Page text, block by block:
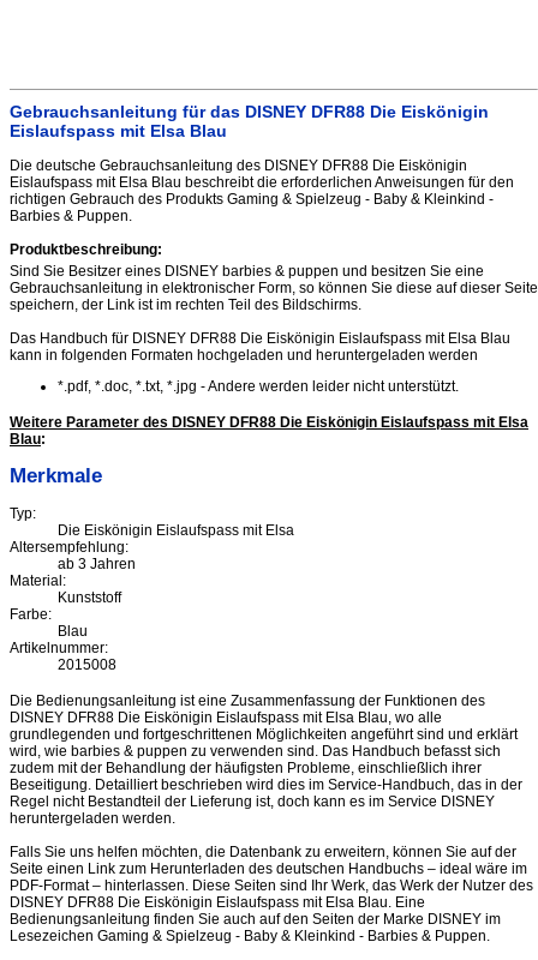
Gebrauchsanleitung für das DISNEY DFR88 Die Eiskönigin
Eislaufspass mit Elsa Blau
Die deutsche Gebrauchsanleitung des DISNEY DFR88 Die Eiskönigin
Eislaufspass mit Elsa Blau beschreibt die erforderlichen Anweisungen für den
richtigen Gebrauch des Produkts Gaming & Spielzeug - Baby & Kleinkind -
Barbies & Puppen.
Produktbeschreibung:
Sind Sie Besitzer eines DISNEY barbies & puppen und besitzen Sie eine
Gebrauchsanleitung in elektronischer Form, so können Sie diese auf dieser Seite
speichern, der Link ist im rechten Teil des Bildschirms.
Das Handbuch für DISNEY DFR88 Die Eiskönigin Eislaufspass mit Elsa Blau
kann in folgenden Formaten hochgeladen und heruntergeladen werden
*.pdf, *.doc, *.txt, *.jpg - Andere werden leider nicht unterstützt.
Weitere Parameter des DISNEY DFR88 Die Eiskönigin Eislaufspass mit Elsa
Blau:
Merkmale
Typ:
Die Eiskönigin Eislaufspass mit Elsa
Altersempfehlung:
ab 3 Jahren
Material:
Kunststoff
Farbe:
Blau
Artikelnummer:
2015008
Die Bedienungsanleitung ist eine Zusammenfassung der Funktionen des
DISNEY DFR88 Die Eiskönigin Eislaufspass mit Elsa Blau, wo alle
grundlegenden und fortgeschrittenen Möglichkeiten angeführt sind und erklärt
wird, wie barbies & puppen zu verwenden sind. Das Handbuch befasst sich
zudem mit der Behandlung der häufigsten Probleme, einschließlich ihrer
Beseitigung. Detailliert beschrieben wird dies im Service-Handbuch, das in der
Regel nicht Bestandteil der Lieferung ist, doch kann es im Service DISNEY
heruntergeladen werden.
Falls Sie uns helfen möchten, die Datenbank zu erweitern, können Sie auf der
Seite einen Link zum Herunterladen des deutschen Handbuchs – ideal wäre im
PDF-Format – hinterlassen. Diese Seiten sind Ihr Werk, das Werk der Nutzer des
DISNEY DFR88 Die Eiskönigin Eislaufspass mit Elsa Blau. Eine
Bedienungsanleitung finden Sie auch auf den Seiten der Marke DISNEY im
Lesezeichen Gaming & Spielzeug - Baby & Kleinkind - Barbies & Puppen.